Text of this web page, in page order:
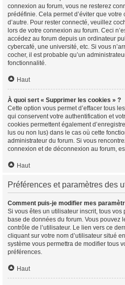
connexion au forum, vous ne resterez
prédéfinie. Cela permet d’éviter que votre
d’autre. Pour rester connecté, veuillez
lors de votre connexion au forum. Ceci
accédez au forum depuis un ordinateur
cybercafé, une université, etc. Si vous
cocher, il est probable qu’un
fonctionnalité.
Haut
À quoi sert « Supprimer les cookies » ?
Cette option vous permet d’effacer tous
qui conservent votre authentification et
cookies permettent également
lus ou non lus) dans le cas où cette
administrateur du forum. Si vous
connexion et de déconnexion au forum,
Haut
Préférences et paramètres des
Comment puis-je modifier mes
Si vous êtes un utilisateur inscrit, tous
base de données du forum. Vous pouvez
contrôle de l’utilisateur. Le lien vers ce
cliquant sur votre nom d’utilisateur situé
système vous permettra de modifier tous
préférences.
Haut